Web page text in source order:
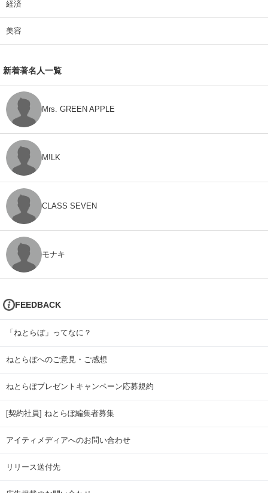
経済
美容
新着著名人一覧
Mrs. GREEN APPLE
M!LK
CLASS SEVEN
モナキ
FEEDBACK
「ねとらぼ」ってなに？
ねとらぼへのご意見・ご感想
ねとらぼプレゼントキャンペーン応募規約
[契約社員] ねとらぼ編集者募集
アイティメディアへのお問い合わせ
リリース送付先